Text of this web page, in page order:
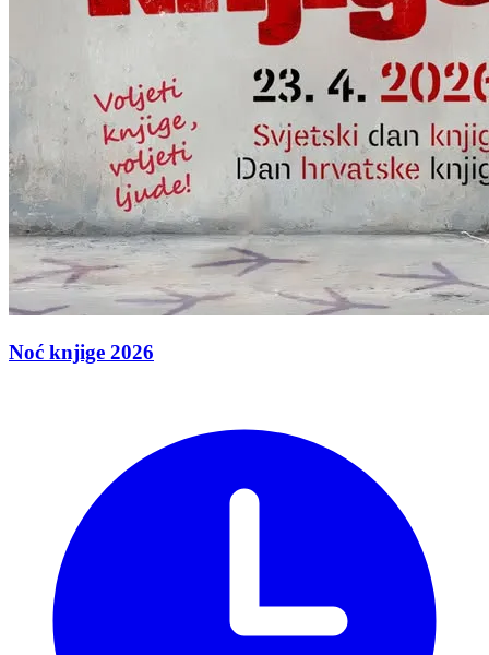
Noć knjige 2026